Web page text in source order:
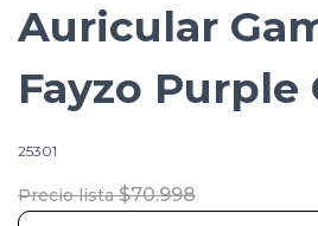
Auricular
Fayzo Purple
25301
Precio lista $70.998